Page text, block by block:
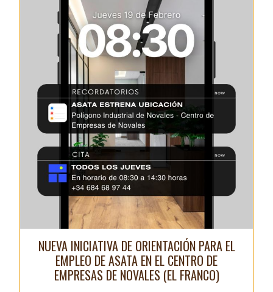
NUEVA INICIATIVA DE ORIENTACIÓN PARA EL
EMPLEO DE ASATA EN EL CENTRO DE
EMPRESAS DE NOVALES (EL FRANCO)